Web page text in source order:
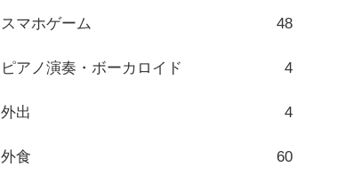
スマホゲーム 48
ピアノ演奏・ボーカロイド 4
外出 4
外食 60